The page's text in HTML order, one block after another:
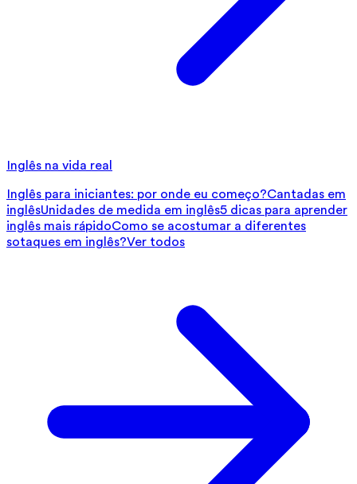
Inglês na vida real
Inglês para iniciantes: por onde eu começo?Cantadas em
inglêsUnidades de medida em inglês5 dicas para aprender
inglês mais rápidoComo se acostumar a diferentes
sotaques em inglês?Ver todos